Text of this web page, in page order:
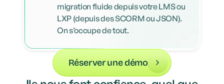
migration fluide depuis votre LMS ou
LXP (depuis des SCORM ou JSON).
On s’occupe de tout.
Réserver une démo